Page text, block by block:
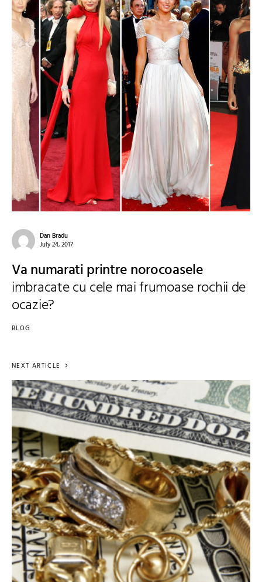
Dan Bradu
July 24, 2017
Va numarati printre norocoasele
imbracate cu cele mai frumoase rochii de
ocazie?
BLOG
NEXT ARTICLE